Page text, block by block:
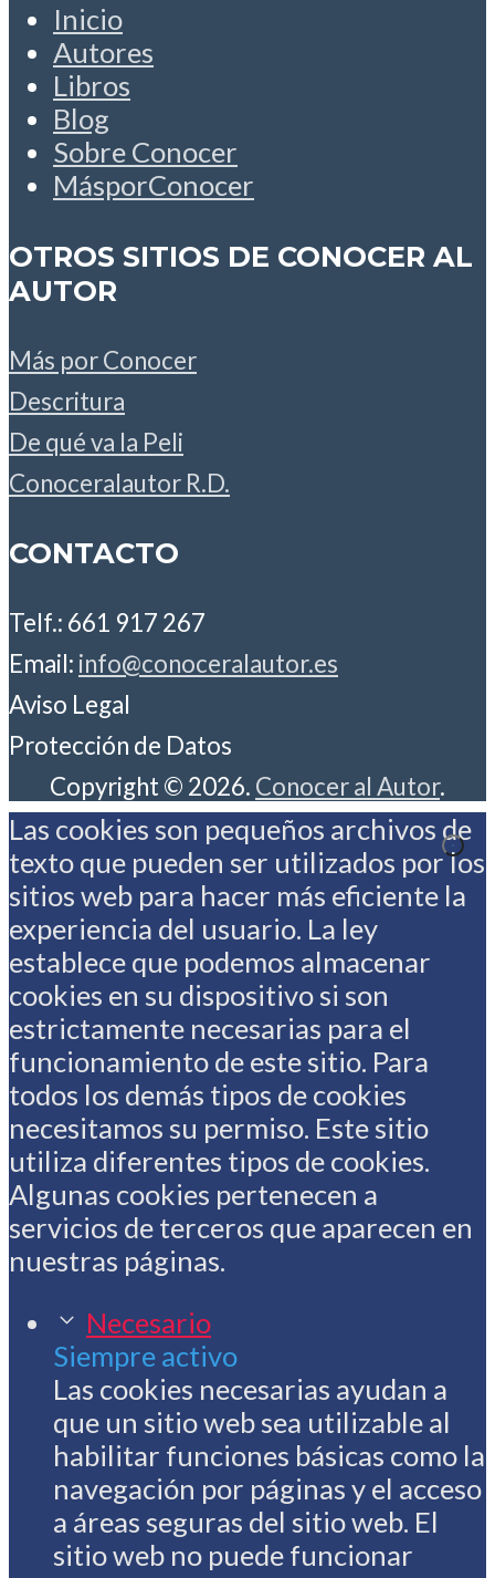
Inicio
Autores
Libros
Blog
Sobre Conocer
MásporConocer
OTROS SITIOS DE CONOCER AL
AUTOR
Más por Conocer
Descritura
De qué va la Peli
Conoceralautor R.D.
CONTACTO
Telf.: 661 917 267
Email: info@conoceralautor.es
Aviso Legal
Protección de Datos
Copyright © 2026. Conocer al Autor.
Las cookies son pequeños archivos de
texto que pueden ser utilizados por los
sitios web para hacer más eficiente la
experiencia del usuario. La ley
establece que podemos almacenar
cookies en su dispositivo si son
estrictamente necesarias para el
funcionamiento de este sitio. Para
todos los demás tipos de cookies
necesitamos su permiso. Este sitio
utiliza diferentes tipos de cookies.
Algunas cookies pertenecen a
servicios de terceros que aparecen en
nuestras páginas.
Necesario
Siempre activo
Las cookies necesarias ayudan a
que un sitio web sea utilizable al
habilitar funciones básicas como la
navegación por páginas y el acceso
a áreas seguras del sitio web. El
sitio web no puede funcionar